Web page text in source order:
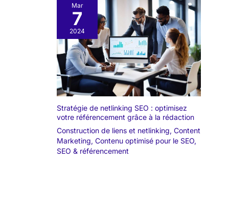
Mar
7
2024
Stratégie de netlinking SEO : optimisez
votre référencement grâce à la rédaction
Construction de liens et netlinking, Content
Marketing, Contenu optimisé pour le SEO,
SEO & référencement